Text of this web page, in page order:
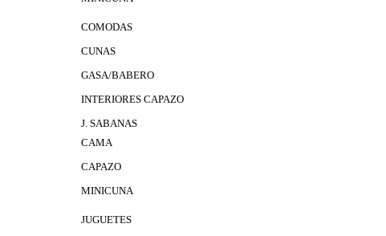
COMODAS
CUNAS
GASA/BABERO
INTERIORES CAPAZO
J. SABANAS
CAMA
CAPAZO
MINICUNA
JUGUETES